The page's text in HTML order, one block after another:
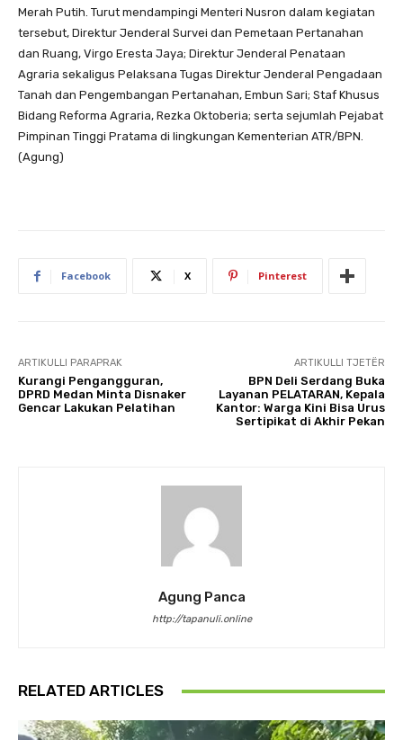
Merah Putih. Turut mendampingi Menteri Nusron dalam kegiatan
tersebut, Direktur Jenderal Survei dan Pemetaan Pertanahan
dan Ruang, Virgo Eresta Jaya; Direktur Jenderal Penataan
Agraria sekaligus Pelaksana Tugas Direktur Jenderal Pengadaan
Tanah dan Pengembangan Pertanahan, Embun Sari; Staf Khusus
Bidang Reforma Agraria, Rezka Oktoberia; serta sejumlah Pejabat
Pimpinan Tinggi Pratama di lingkungan Kementerian ATR/BPN.
(Agung)
Facebook X Pinterest
ARTIKULLI PARAPRAK
Kurangi Pengangguran,
DPRD Medan Minta Disnaker
Gencar Lakukan Pelatihan
ARTIKULLI TJETËR
BPN Deli Serdang Buka
Layanan PELATARAN, Kepala
Kantor: Warga Kini Bisa Urus
Sertipikat di Akhir Pekan
Agung Panca
http://tapanuli.online
RELATED ARTICLES